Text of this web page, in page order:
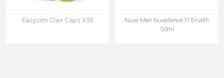
Easyslim Cla+ Caps X50
Nuxe Men Nuxellence Fl Envelh
50ml